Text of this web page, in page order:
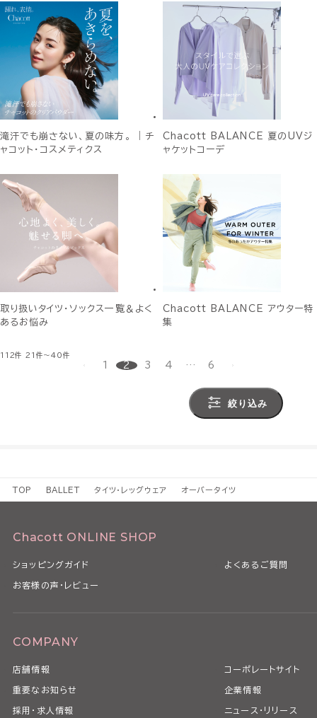
滝汗でも崩さない、夏の味方。 ｜チ
ャコット・コスメティクス
Chacott BALANCE 夏のUVジ
ャケットコーデ
取り扱いタイツ・ソックス一覧＆よく
あるお悩み
Chacott BALANCE アウター特
集
112件 21件～40件
1 2 3 4 … 6
絞り込み
TOP BALLET タイツ・レッグウェア オーバータイツ
Chacott ONLINE SHOP
ショッピングガイド よくあるご質問
お客様の声・レビュー
COMPANY
店舗情報 コーポレートサイト
重要なお知らせ 企業情報
採用・求人情報 ニュース・リリース